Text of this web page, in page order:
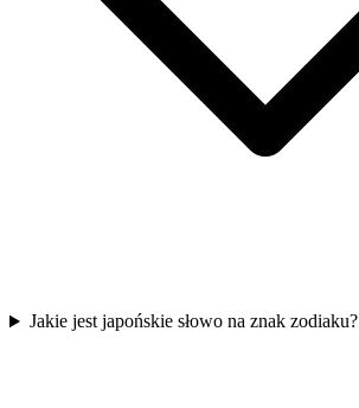
Jakie jest japońskie słowo na znak zodiaku?